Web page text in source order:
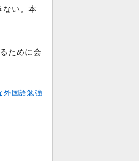
ない。本
ために会
外国語勉強